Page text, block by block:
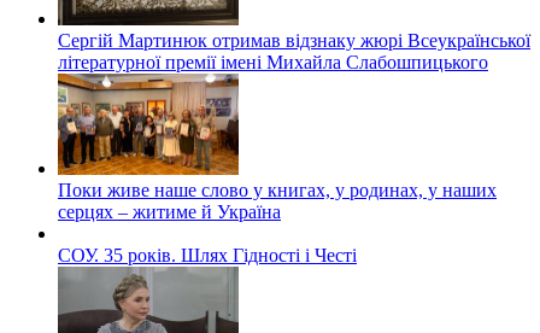
Сергій Мартинюк отримав відзнаку жюрі Всеукраїнської
літературної премії імені Михайла Слабошпицького
Поки живе наше слово у книгах, у родинах, у наших
серцях – житиме й Україна
СОУ. 35 років. Шлях Гідності і Честі